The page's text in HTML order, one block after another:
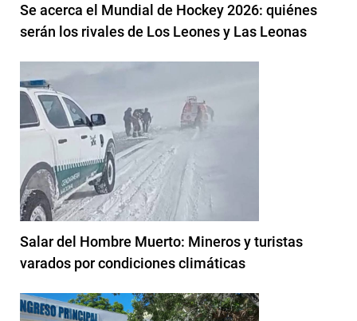
Se acerca el Mundial de Hockey 2026: quiénes
serán los rivales de Los Leones y Las Leonas
Salar del Hombre Muerto: Mineros y turistas
varados por condiciones climáticas